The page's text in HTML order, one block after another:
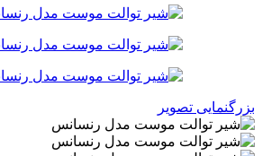
بزرگنمایی تصویر